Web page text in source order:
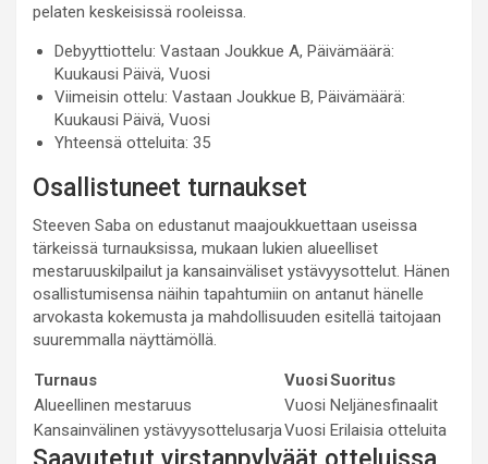
pelaten keskeisissä rooleissa.
Debyyttiottelu: Vastaan Joukkue A, Päivämäärä:
Kuukausi Päivä, Vuosi
Viimeisin ottelu: Vastaan Joukkue B, Päivämäärä:
Kuukausi Päivä, Vuosi
Yhteensä otteluita: 35
Osallistuneet turnaukset
Steeven Saba on edustanut maajoukkuettaan useissa
tärkeissä turnauksissa, mukaan lukien alueelliset
mestaruuskilpailut ja kansainväliset ystävyysottelut. Hänen
osallistumisensa näihin tapahtumiin on antanut hänelle
arvokasta kokemusta ja mahdollisuuden esitellä taitojaan
suuremmalla näyttämöllä.
Turnaus VuosiSuoritus
Alueellinen mestaruus
Vuosi Neljänesfinaalit
Kansainvälinen ystävyysottelusarjaVuosi Erilaisia otteluita